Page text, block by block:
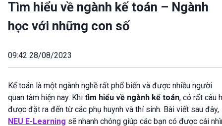
Tìm hiểu về ngành kế toán – Ngành
học với những con số
09:42 28/08/2023
Kế toán là một ngành nghề rất phổ biến và được nhiều người
quan tâm hiện nay. Khi tìm hiểu về ngành kế toán, có rất câu
được đặt ra đến từ các phụ huynh và thí sinh. Bài viết sau đây,
NEU E-Learning sẽ nhanh chóng giúp các bạn có được cái